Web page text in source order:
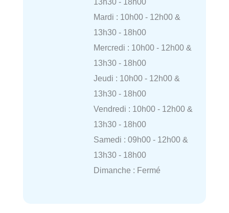
Mardi : 10h00 - 12h00 &
13h30 - 18h00
Mercredi : 10h00 - 12h00 &
13h30 - 18h00
Jeudi : 10h00 - 12h00 &
13h30 - 18h00
Vendredi : 10h00 - 12h00 &
13h30 - 18h00
Samedi : 09h00 - 12h00 &
13h30 - 18h00
Dimanche : Fermé